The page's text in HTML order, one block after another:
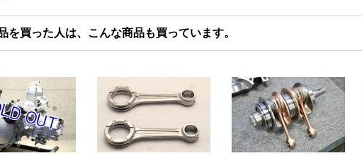
を買った人は、こんな商品も買っています。